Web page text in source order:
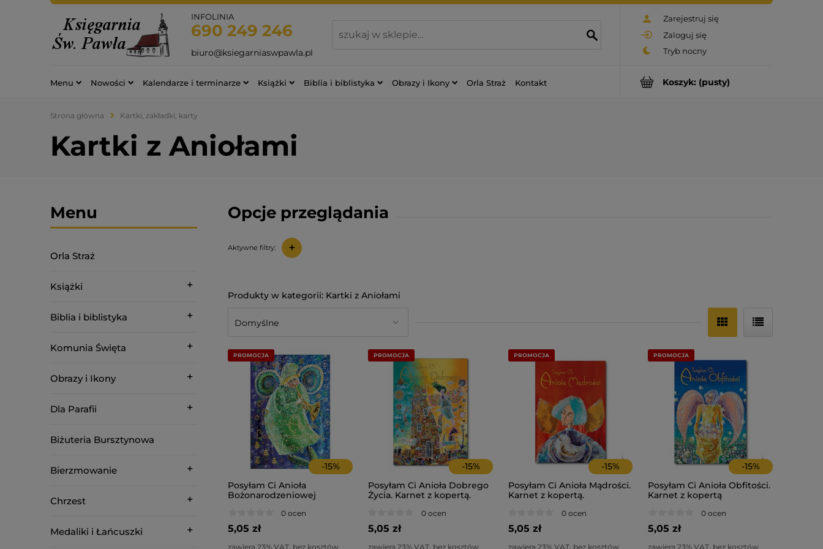
Zarejestruj się
Zaloguj się
INFOLINIA
690 249 246
biuro@ksiegarniaswpawla.pl
Koszyk: (pusty)
Menu Nowości Kalendarze i terminarze Książki Biblia i biblistyka Obrazy i Ikony Orla Straż Kontakt
Strona główna Kartki, zakładki, karty
Kartki z Aniołami
Menu
Orla Straż
Książki
Biblia i biblistyka
Komunia Święta
Obrazy i Ikony
Dla Parafii
Biżuteria Bursztynowa
Bierzmowanie
Chrzest
Medaliki i Łańcuszki
Opcje przeglądania
Aktywne filtry: +
Kartki z Aniołami
-15%
Posyłam Ci Anioła
Bożonarodzeniowej
Seria Z Aniołami.
0 ocen
5,05 zł
zawiera 23% VAT, bez kosztów
PROMOCJA
-15%
Posyłam Ci Anioła Dobrego
Życia. Karnet z kopertą.
0 ocen
5,05 zł
zawiera 23% VAT, bez kosztów
PROMOCJA
-15%
Posyłam Ci Anioła Mądrości.
Karnet z kopertą.
0 ocen
5,05 zł
zawiera 23% VAT, bez kosztów
PROMOCJA
-15%
Posyłam Ci Anioła Obfitości.
Karnet z kopertą
0 ocen
5,05 zł
zawiera 23% VAT, bez kosztów
PROMOCJA